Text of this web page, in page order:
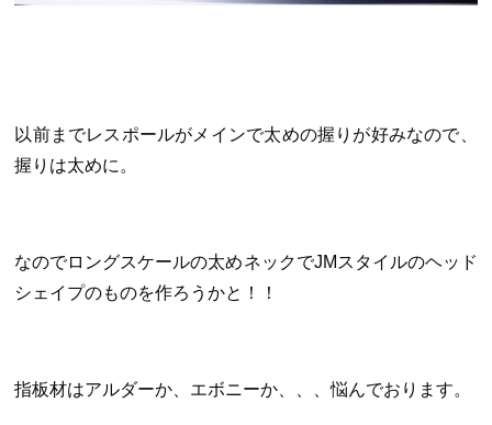
以前までレスポールがメインで太めの握りが好みなので、
握りは太めに。
なのでロングスケールの太めネックでJMスタイルのヘッド
シェイプのものを作ろうかと！！
指板材はアルダーか、エボニーか、、、悩んでおります。